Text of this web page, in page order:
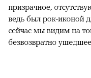
призрачное,
ведь был рок-иконой
сейчас мы видим на
безвозвратно